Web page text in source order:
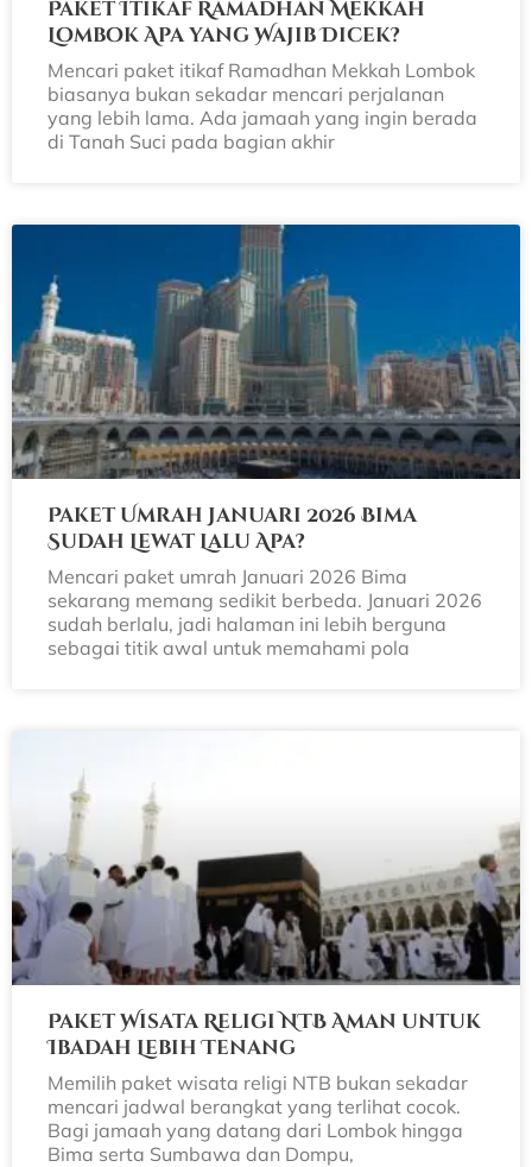
Paket Itikaf Ramadhan Mekkah
Lombok Apa yang Wajib Dicek?
Mencari paket itikaf Ramadhan Mekkah Lombok
biasanya bukan sekadar mencari perjalanan
yang lebih lama. Ada jamaah yang ingin berada
di Tanah Suci pada bagian akhir
Paket Umrah Januari 2026 Bima
Sudah Lewat Lalu Apa?
Mencari paket umrah Januari 2026 Bima
sekarang memang sedikit berbeda. Januari 2026
sudah berlalu, jadi halaman ini lebih berguna
sebagai titik awal untuk memahami pola
Paket Wisata Religi NTB Aman untuk
Ibadah Lebih Tenang
Memilih paket wisata religi NTB bukan sekadar
mencari jadwal berangkat yang terlihat cocok.
Bagi jamaah yang datang dari Lombok hingga
Bima serta Sumbawa dan Dompu,